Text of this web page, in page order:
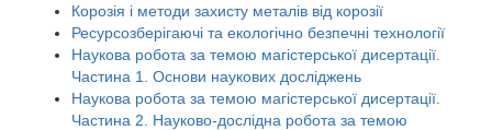
Корозія і методи захисту металів від корозії
Ресурсозберігаючі та екологічно безпечні технології
Наукова робота за темою магістерської дисертації.
Частина 1. Основи наукових досліджень
Наукова робота за темою магістерської дисертації.
Частина 2. Науково-дослідна робота за темою